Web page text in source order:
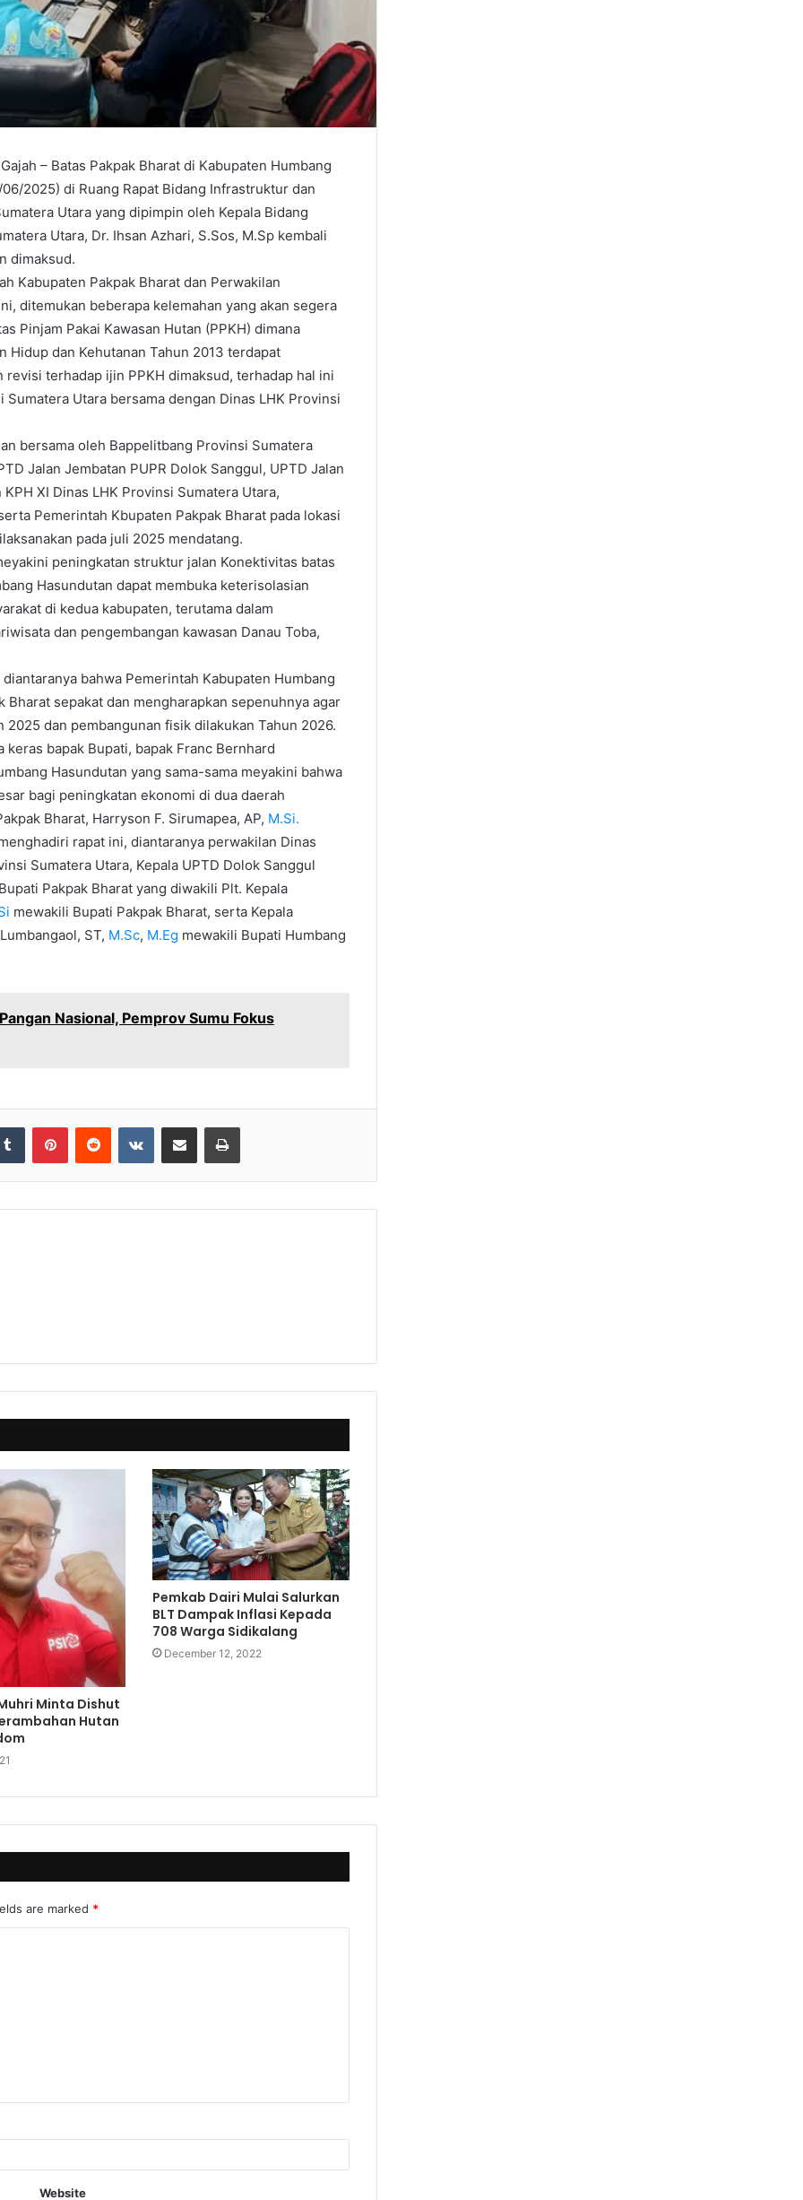
– Batas Pakpak Bharat di Kabupaten Humbang
2025) di Ruang Rapat Bidang Infrastruktur dan
Utara yang dipimpin oleh Kepala Bidang
Utara, Dr. Ihsan Azhari, S.Sos, M.Sp kembali
dimaksud.
Kabupaten Pakpak Bharat dan Perwakilan
ditemukan beberapa kelemahan yang akan segera
Pinjam Pakai Kawasan Hutan (PPKH) dimana
Hidup dan Kehutanan Tahun 2013 terdapat
terhadap ijin PPKH dimaksud, terhadap hal ini
Utara bersama dengan Dinas LHK Provinsi
bersama oleh Bappelitbang Provinsi Sumatera
Jalan Jembatan PUPR Dolok Sanggul, UPTD Jalan
XI Dinas LHK Provinsi Sumatera Utara,
Pemerintah Kbupaten Pakpak Bharat pada lokasi
pada juli 2025 mendatang.
peningkatan struktur jalan Konektivitas batas
Hasundutan dapat membuka keterisolasian
di kedua kabupaten, terutama dalam
dan pengembangan kawasan Danau Toba,
bahwa Pemerintah Kabupaten Humbang
sepakat dan mengharapkan sepenuhnya agar
dan pembangunan fisik dilakukan Tahun 2026.
bapak Bupati, bapak Franc Bernhard
Hasundutan yang sama-sama meyakini bahwa
bagi peningkatan ekonomi di dua daerah
Bharat, Harryson F. Sirumapea, AP, M.Si.
rapat ini, diantaranya perwakilan Dinas
Sumatera Utara, Kepala UPTD Dolok Sanggul
Pakpak Bharat yang diwakili Plt. Kepala
mewakili Bupati Pakpak Bharat, serta Kepala
ST, M.Sc, M.Eg mewakili Bupati Humbang
Nasional, Pemprov Sumu Fokus
Minta Dishut
Hutan
Pemkab Dairi Mulai Salurkan
BLT Dampak Inflasi Kepada
708 Warga Sidikalang
December 12, 2022
are marked *
Website